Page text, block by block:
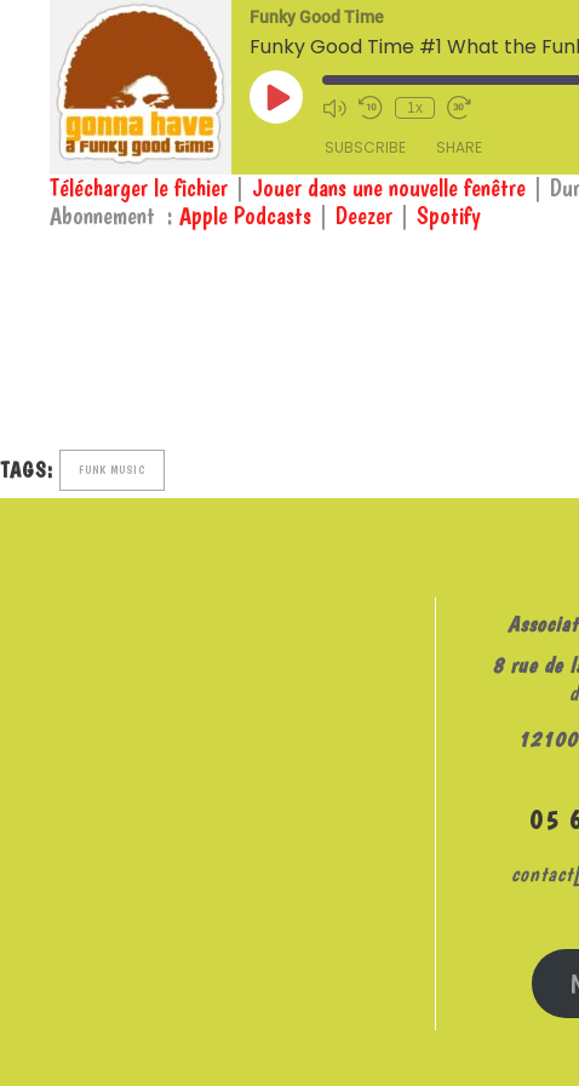
Funky Good Time
Funky Good Time #1 What the
Play
Episode
1x
SUBSCRIBE SHARE
Apple Podcasts
SHARE
EMBED
Télécharger le fichier Jouer dans une nouvelle fenêtre
Abonnement : Apple Podcasts Deezer Spotify
TAGS: FUNK MUSIC
8 rue de
05